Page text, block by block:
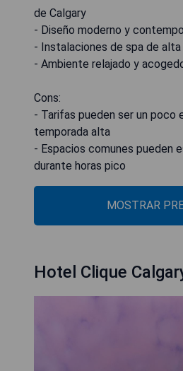
de Calgary
- Diseño moderno y
- Instalaciones de spa de alta
- Ambiente relajado y
Cons:
- Tarifas pueden ser un poco
temporada alta
- Espacios comunes pueden
durante horas pico
MOSTRAR
Hotel Clique